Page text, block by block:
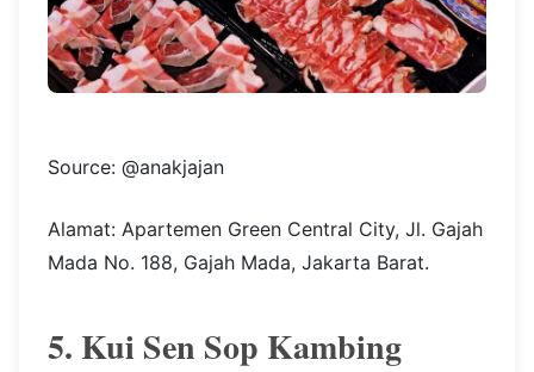
Source: @anakjajan
Alamat: Apartemen Green Central City, Jl. Gajah
Mada No. 188, Gajah Mada, Jakarta Barat.
5. Kui Sen Sop Kambing